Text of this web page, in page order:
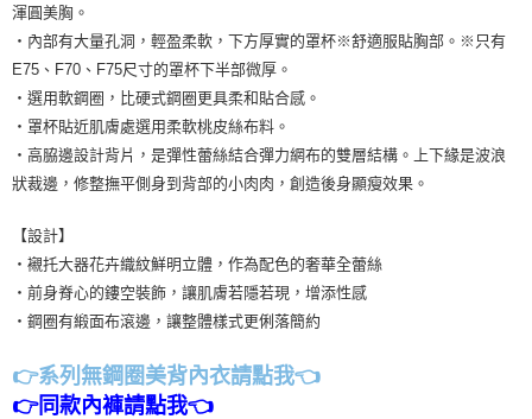
渾圓美胸。
・內部有大量孔洞，輕盈柔軟，下方厚實的罩杯※舒適服貼胸部。※只有
E75、F70、F75尺寸的罩杯下半部微厚。
・選用軟鋼圈，比硬式鋼圈更具柔和貼合感。
・罩杯貼近肌膚處選用柔軟桃皮絲布料。
・高脇邊設計背片，是彈性蕾絲結合彈力網布的雙層結構。上下緣是波浪
狀裁邊，修整撫平側身到背部的小肉肉，創造後身顯瘦效果。
【設計】
・襯托大器花卉織紋鮮明立體，作為配色的奢華全蕾絲
・前身脊心的鏤空裝飾，讓肌膚若隱若現，增添性感
・鋼圈有緞面布滾邊，讓整體樣式更俐落簡約
👉系列無鋼圈美背內衣請點我👈
👉同款內褲請點我👈